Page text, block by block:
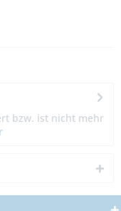
bzw. ist nicht mehr